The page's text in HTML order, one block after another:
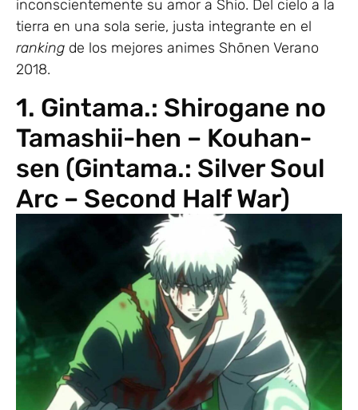
inconscientemente su amor a Shio. Del cielo a la
tierra en una sola serie, justa integrante en el
ranking de los mejores animes Shōnen Verano
2018.
1. Gintama.: Shirogane no
Tamashii-hen – Kouhan-
sen (Gintama.: Silver Soul
Arc – Second Half War)